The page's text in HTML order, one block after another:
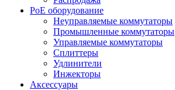
PoE оборудование
Неуправляемые коммутаторы
Промышленные коммутаторы
Управляемые коммутаторы
Сплиттеры
Удлинители
Инжекторы
Аксессуары